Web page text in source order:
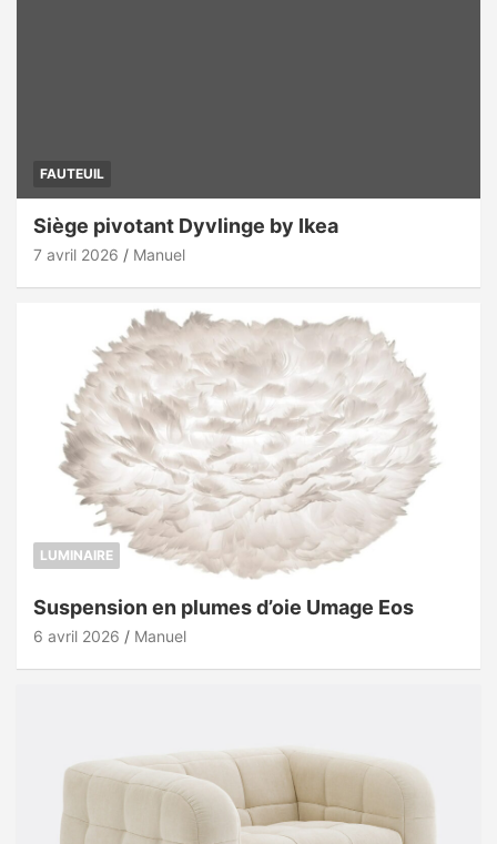
FAUTEUIL
Siège pivotant Dyvlinge by Ikea
7 avril 2026 Manuel
LUMINAIRE
Suspension en plumes d’oie Umage Eos
6 avril 2026 Manuel